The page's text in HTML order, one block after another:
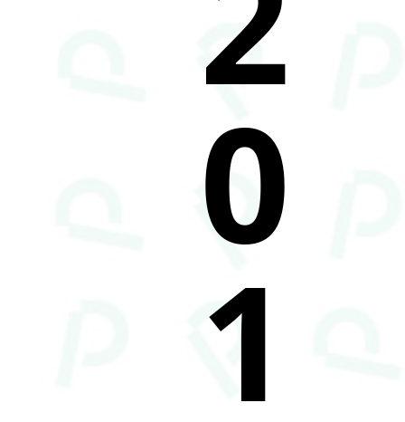
0
1